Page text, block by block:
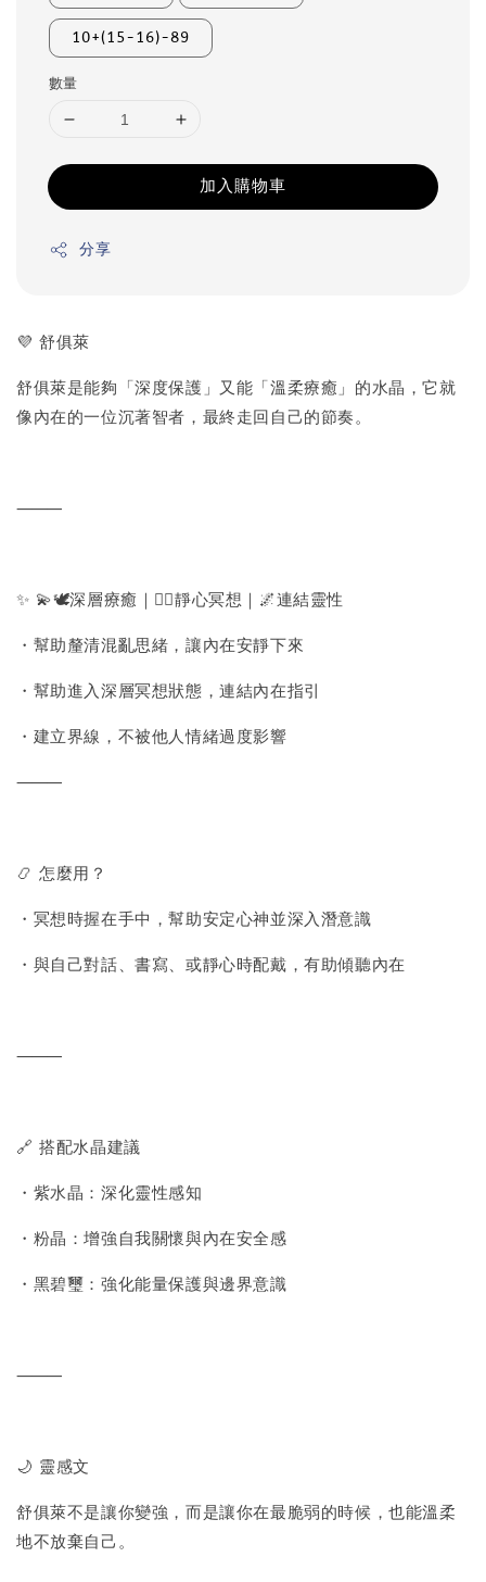
10+(15-16)-89
數量
加入購物車
分享
💜 舒俱萊
舒俱萊是能夠「深度保護」又能「溫柔療癒」的水晶，它就
像內在的一位沉著智者，最終走回自己的節奏。
⸻
✨ 💫🕊️深層療癒｜🧘‍♀️靜心冥想｜🌌連結靈性
・幫助釐清混亂思緒，讓內在安靜下來
・幫助進入深層冥想狀態，連結內在指引
・建立界線，不被他人情緒過度影響
⸻
📿 怎麼用？
・冥想時握在手中，幫助安定心神並深入潛意識
・與自己對話、書寫、或靜心時配戴，有助傾聽內在
⸻
🔗 搭配水晶建議
・紫水晶：深化靈性感知
・粉晶：增強自我關懷與內在安全感
・黑碧璽：強化能量保護與邊界意識
⸻
🌙 靈感文
舒俱萊不是讓你變強，而是讓你在最脆弱的時候，也能溫柔
地不放棄自己。